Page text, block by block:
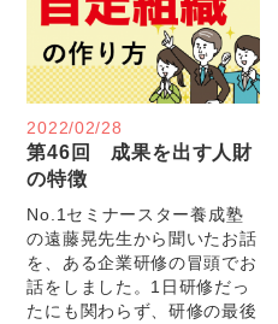
2022/02/28
第46回 成果を出す人財
の特徴
No.1セミナースター養成塾
の遠藤晃先生から聞いたお話
を、ある企業研修の冒頭でお
話をしました。1日研修だっ
たにも関わらず、研修の最後